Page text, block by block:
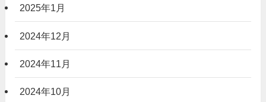
2025年1月
2024年12月
2024年11月
2024年10月